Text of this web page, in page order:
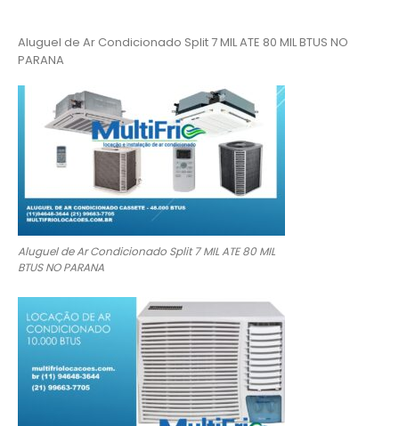
Aluguel de Ar Condicionado Split 7 MIL ATE 80 MIL BTUS NO
PARANA
Aluguel de Ar Condicionado Split 7 MIL ATE 80 MIL
BTUS NO PARANA